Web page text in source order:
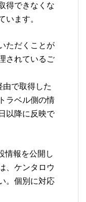
得できなくな
います。
ただくことが
されているご
由で取得した
ラベル側の情
以降に反映で
情報を公開し
、ケンタロウ
。個別に対応